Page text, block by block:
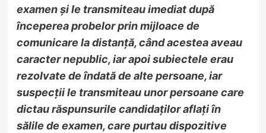
examen și le transmiteau imediat după
începerea probelor prin mijloace de
comunicare la distanță, când acestea aveau
caracter nepublic, iar apoi subiectele erau
rezolvate de îndată de alte persoane, iar
suspecții le transmiteau unor persoane care
dictau răspunsurile candidaților aflați în
sălile de examen, care purtau dispozitive